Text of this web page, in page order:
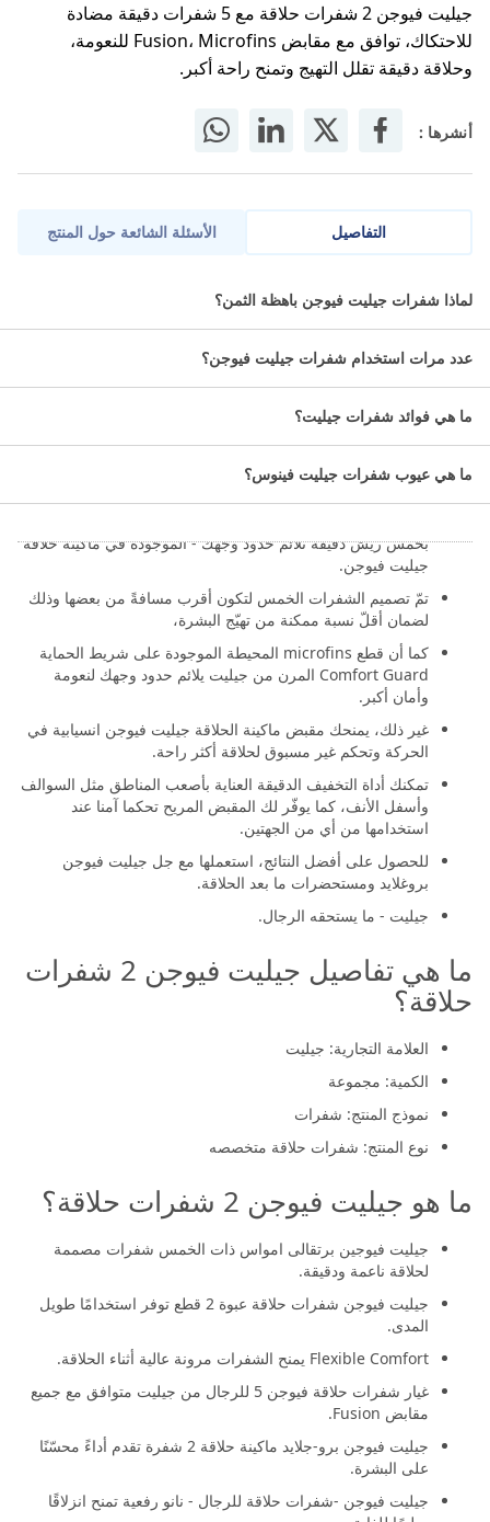
جيليت فيوجن 2 شفرات حلاقة مع 5 شفرات دقيقة مضادة
للاحتكاك، توافق مع مقابض Fusion، Microfins للنعومة،
وحلاقة دقيقة تقلل التهيج وتمنح راحة أكبر.
أنشرها :
التفاصيل
جيليت فيوجن 2 شفرات حلاقة توفر لك حلاقة دقيقة وسلسة بفضل
وصف جيليت فيوجن
تجمع ماكينة حلاقة جيليت فيوجن بين تقنية الحلاقة المتقدمة من
جيليت والأداء العالي من أجل تقديم حلاقة استثنائية مريحة تناسب
أناقة وجهك.
بخمس ريش دقيقة تلائم حدود وجهك - الموجودة في ماكينة حلاقة
جيليت فيوجن.
تمّ تصميم الشفرات الخمس لتكون أقرب مسافةً من بعضها وذلك
لضمان أقلّ نسبة ممكنة من تهيّج البشرة،
كما أن قطع microfins المحيطة الموجودة على شريط الحماية
Comfort Guard المرن من جيليت يلائم حدود وجهك لنعومة
وأمان أكبر.
غير ذلك، يمنحك مقبض ماكينة الحلاقة جيليت فيوجن انسيابية في
الحركة وتحكم غير مسبوق لحلاقة أكثر راحة.
تمكنك أداة التخفيف الدقيقة العناية بأصعب المناطق مثل السوالف
وأسفل الأنف، كما يوفّر لك المقبض المريح تحكما آمنا عند
استخدامها من أي من الجهتين.
للحصول على أفضل النتائج، استعملها مع جل جيليت فيوجن
بروغلايد ومستحضرات ما بعد الحلاقة.
جيليت - ما يستحقه الرجال.
ما هي تفاصيل جيليت فيوجن 2 شفرات
حلاقة؟
العلامة التجارية: جيليت
الكمية: مجموعة
نموذج المنتج: شفرات
نوع المنتج: شفرات حلاقة متخصصه
ما هو جيليت فيوجن 2 شفرات حلاقة؟
جيليت فيوجين برتقالى امواس ذات الخمس شفرات مصممة
لحلاقة ناعمة ودقيقة.
جيليت فيوجن شفرات حلاقة عبوة 2 قطع توفر استخدامًا طويل
المدى.
Flexible Comfort يمنح الشفرات مرونة عالية أثناء الحلاقة.
غيار شفرات حلاقة فيوجن 5 للرجال من جيليت متوافق مع جميع
مقابض Fusion.
جيليت فيوجن برو-جلايد ماكينة حلاقة 2 شفرة تقدم أداءً محسّنًا
على البشرة.
جيليت فيوجن -شفرات حلاقة للرجال - نانو رفعية تمنح انزلاقًا
الأسئلة الشائعة حول المنتج
لماذا شفرات جيليت فيوجن باهظة الثمن؟
عدد مرات استخدام شفرات جيليت فيوجن؟
ما هي فوائد شفرات جيليت؟
ما هي عيوب شفرات جيليت فينوس؟